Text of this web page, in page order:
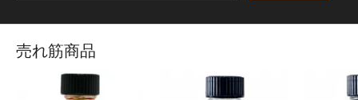
売れ筋商品